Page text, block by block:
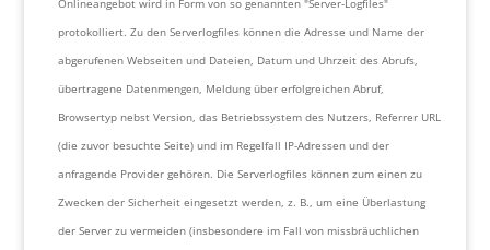
Onlineangebot wird in Form von so genannten "Server-Logfiles"
protokolliert. Zu den Serverlogfiles können die Adresse und Name der
abgerufenen Webseiten und Dateien, Datum und Uhrzeit des Abrufs,
übertragene Datenmengen, Meldung über erfolgreichen Abruf,
Browsertyp nebst Version, das Betriebssystem des Nutzers, Referrer URL
(die zuvor besuchte Seite) und im Regelfall IP-Adressen und der
anfragende Provider gehören. Die Serverlogfiles können zum einen zu
Zwecken der Sicherheit eingesetzt werden, z. B., um eine Überlastung
der Server zu vermeiden (insbesondere im Fall von missbräuchlichen